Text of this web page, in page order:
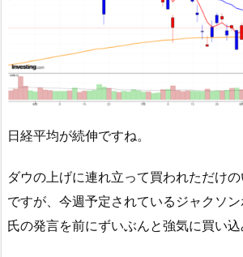
日経平均が続伸ですね。
ダウの上げに連れ立って買われただけ
ですが、今週予定されているジャクソ
氏の発言を前にずいぶんと強気に買い込